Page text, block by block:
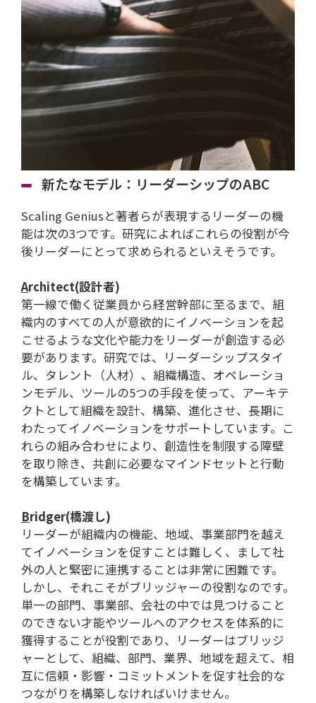
新たなモデル：リーダーシップのABC
Scaling Geniusと著者らが表現するリーダーの機
能は次の3つです。研究によればこれらの役割が今
後リーダーにとって求められるといえそうです。
Architect(設計者)
第一線で働く従業員から経営幹部に至るまで、組
織内のすべての人が意欲的にイノベーションを起
こせるような文化や能力をリーダーが創造する必
要があります。研究では、リーダーシップスタイ
ル、タレント（人材）、組織構造、オペレーショ
ンモデル、ツールの5つの手段を使って、アーキテ
クトとして組織を設計、構築、進化させ、長期に
わたってイノベーションをサポートしています。こ
れらの組み合わせにより、創造性を制限する障壁
を取り除き、共創に必要なマインドセットと行動
を構築しています。
Bridger(橋渡し)
リーダーが組織内の機能、地域、事業部門を越え
てイノベーションを促すことは難しく、まして社
外の人と緊密に連携することは非常に困難です。
しかし、それこそがブリッジャーの役割なのです。
単一の部門、事業部、会社の中では見つけること
のできない才能やツールへのアクセスを体系的に
獲得することが役割であり、リーダーはブリッジ
ャーとして、組織、部門、業界、地域を超えて、相
互に信頼・影響・コミットメントを促す社会的な
つながりを構築しなければいけません。